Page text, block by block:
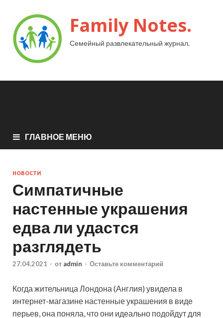
Family Notes.
Семейный развлекательный журнал.
ГЛАВНОЕ МЕНЮ
НОВОСТИ
Симпатичные
настенные украшения
едва ли удастся
разглядеть
27.04.2021 - от admin - Оставьте комментарий
Когда жительница Лондона (Англия) увидела в
интернет-магазине настенные украшения в виде
перьев, она поняла, что они идеально подойдут для